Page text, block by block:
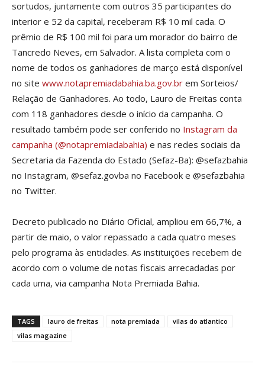
sortudos, juntamente com outros 35 participantes do
interior e 52 da capital, receberam R$ 10 mil cada. O
prêmio de R$ 100 mil foi para um morador do bairro de
Tancredo Neves, em Salvador. A lista completa com o
nome de todos os ganhadores de março está disponível
no site www.notapremiadabahia.ba.gov.br em Sorteios/
Relação de Ganhadores. Ao todo, Lauro de Freitas conta
com 118 ganhadores desde o início da campanha. O
resultado também pode ser conferido no Instagram da
campanha (@notapremiadabahia) e nas redes sociais da
Secretaria da Fazenda do Estado (Sefaz-Ba): @sefazbahia
no Instagram, @sefaz.govba no Facebook e @sefazbahia
no Twitter.
Decreto publicado no Diário Oficial, ampliou em 66,7%, a
partir de maio, o valor repassado a cada quatro meses
pelo programa às entidades. As instituições recebem de
acordo com o volume de notas fiscais arrecadadas por
cada uma, via campanha Nota Premiada Bahia.
TAGS lauro de freitas nota premiada
vilas do atlantico
vilas magazine